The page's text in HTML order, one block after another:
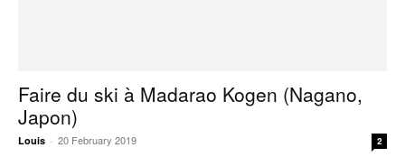
Faire du ski à Madarao Kogen (Nagano,
Japon)
Louis - 20 February 2019 2